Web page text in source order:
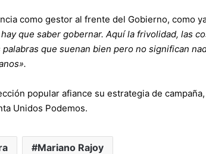
como gestor al frente del Gobierno, como
que saber gobernar. Aquí la frivolidad, las
que suenan bien pero no significan
popular afiance su estrategia de
Unidos Podemos.
Mariano Rajoy